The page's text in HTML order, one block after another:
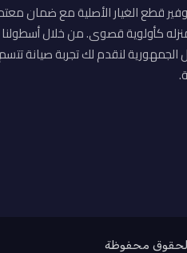
قطع الغيار الأصلية مع ضمان
كأولوية قصوى. من خلال
لنقدم لك تجربة صيانة تتسم